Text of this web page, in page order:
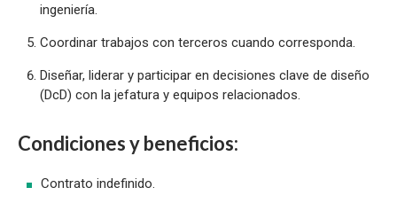
ingeniería.
Coordinar trabajos con terceros cuando corresponda.
Diseñar, liderar y participar en decisiones clave de diseño
(DcD) con la jefatura y equipos relacionados.
Condiciones y beneficios:
Contrato indefinido.